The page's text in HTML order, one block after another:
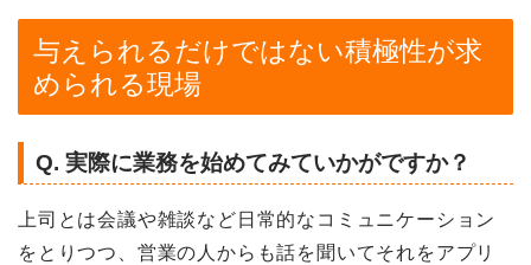
与えられるだけではない積極性が求
められる現場
Q. 実際に業務を始めてみていかがですか？
上司とは会議や雑談など日常的なコミュニケーション
をとりつつ、営業の人からも話を聞いてそれをアプリ